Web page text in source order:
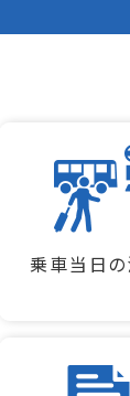
乗車当日